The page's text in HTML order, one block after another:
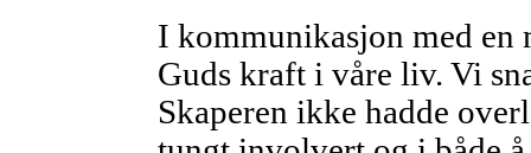
I kommunikasjon med en
Guds kraft i våre liv. Vi
Skaperen ikke hadde